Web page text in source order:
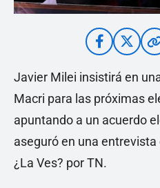
Javier Milei insistirá en
Macri para las próximas
apuntando a un acuerdo
aseguró en una
¿La Ves? por TN.